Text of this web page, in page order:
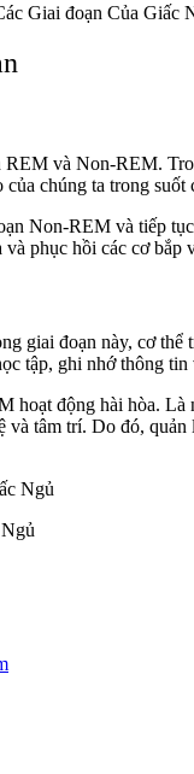
Giai đoạn Của Giấc
và Non-REM.
chúng ta trong suốt
Non-REM và tiếp
phục hồi các cơ bắp
giai đoạn này, cơ
tập, ghi nhớ thông tin
động hài hòa.
tâm trí. Do đó,